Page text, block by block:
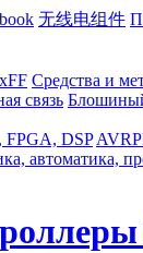
无线电组件
Средства и
связь
FPGA, DSP AVR
автоматика,